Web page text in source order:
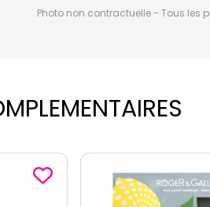
Photo non contractuelle - Tous les